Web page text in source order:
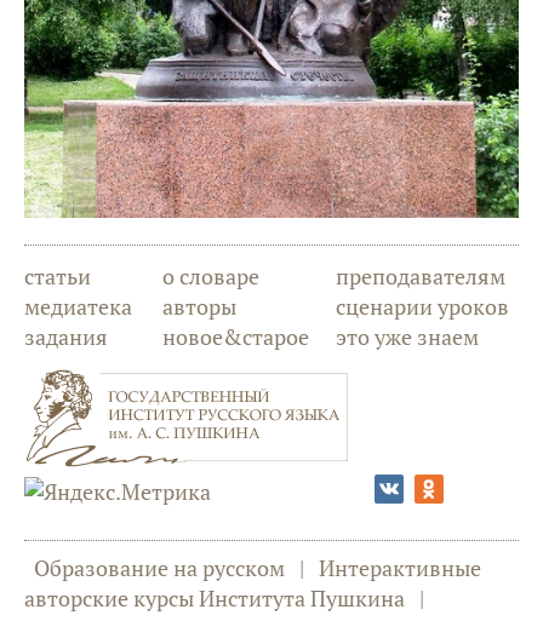
статьи
медиатека
задания
о словаре
авторы
новое&старое
преподавателям
сценарии уроков
это уже знаем
Образование на русском | Интерактивные
авторские курсы Института Пушкина |